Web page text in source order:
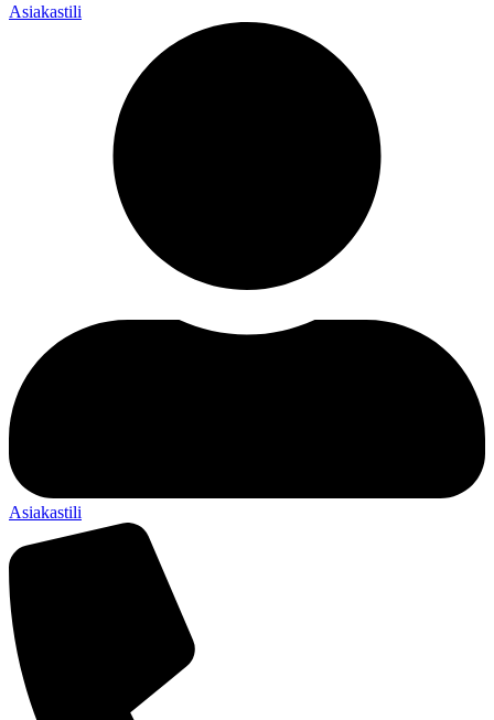
Asiakastili
Asiakastili